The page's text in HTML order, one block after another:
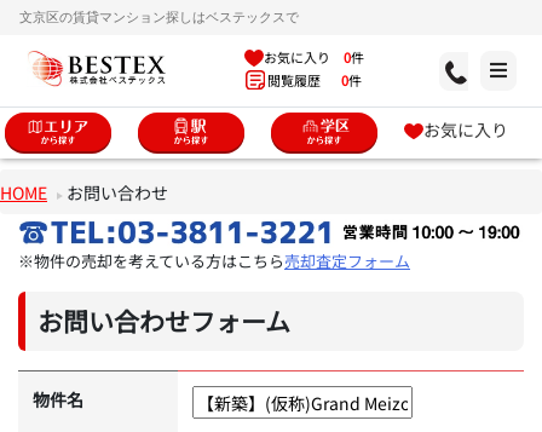
文京区の賃貸マンション探しはベステックスで
お気に入り 0件
閲覧履歴 0件
お気に入り
HOME お問い合わせ
※物件の売却を考えている方はこちら売却査定フォーム
お問い合わせフォーム
物件名